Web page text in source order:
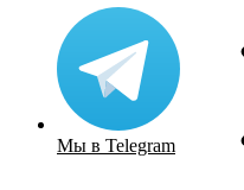
Мы в Telegram